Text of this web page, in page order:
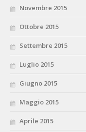
Novembre 2015
Ottobre 2015
Settembre 2015
Luglio 2015
Giugno 2015
Maggio 2015
Aprile 2015